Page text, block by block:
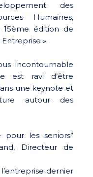
des
Humaines,
15ème édition de
».
incontournable
est ravi d’être
une keynote et
autour des
pour les seniors”
Directeur de
dernier